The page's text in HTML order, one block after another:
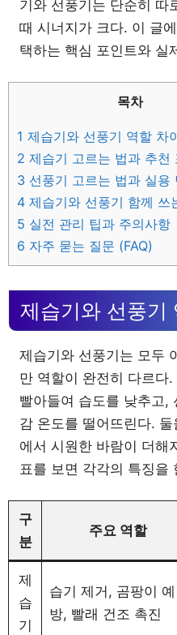
기와 선풍기는 단순히 따
때 시너지가 크다. 이 글
택하는 핵심 포인트와 실
목차
1 제습기와 선풍기 역할 차
2 제습기 고르는 법과 추천
3 선풍기 고르는 법과 실용
4 제습기와 선풍기 함께 쓰
5 실전 관리 팁과 주의사항
6 자주 묻는 질문 (FAQ)
제습기와 선풍기
제습기와 선풍기는 모두
만 역할이 완전히 다르다
빨아들여 습도를 낮추고,
감 온도를 떨어뜨린다.
에서 시원한 바람이 더해
표를 보면 각각의 특징을
구
분
주요 역할
제
습
기
습기 제거, 곰팡이 예
방, 빨래 건조 촉진